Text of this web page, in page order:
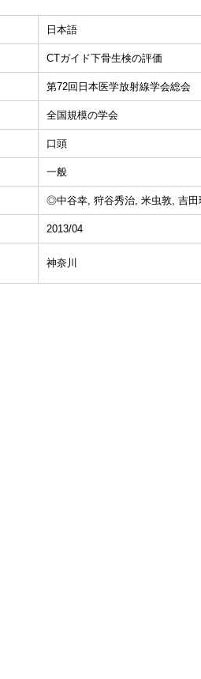
日本語
CTガイド下骨生検の評価
第72回日本医学放射線学会総会
全国規模の学会
口頭
一般
◎中谷幸, 狩谷秀治, 米虫敦, 吉
2013/04
神奈川